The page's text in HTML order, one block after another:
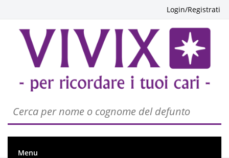
Login/Registrati
Menu